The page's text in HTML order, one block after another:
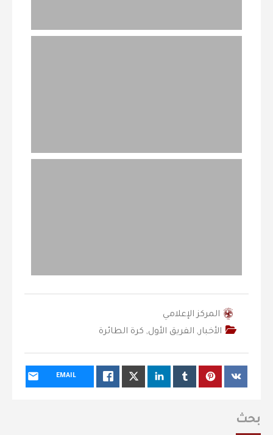
المركز الإعلامي
الأخبار, الفريق الأول, كرة الطائرة
EMAIL
بحث